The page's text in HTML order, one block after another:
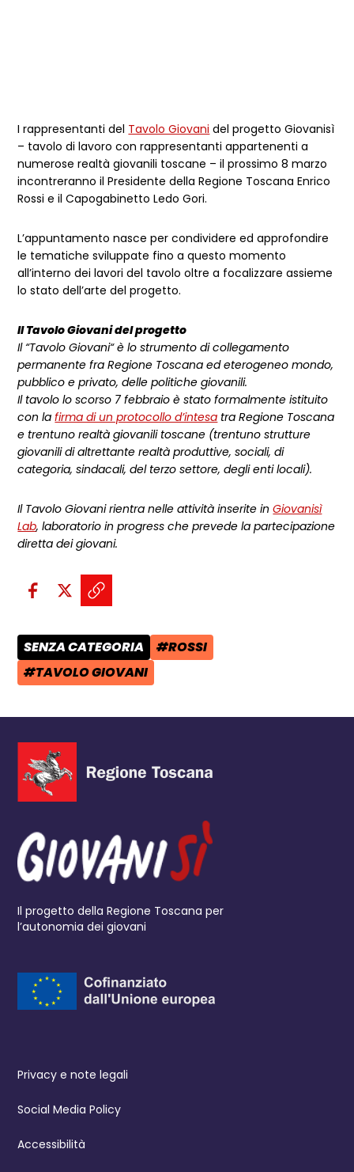
I rappresentanti del Tavolo Giovani del progetto Giovanisì
– tavolo di lavoro con rappresentanti appartenenti a
numerose realtà giovanili toscane – il prossimo 8 marzo
incontreranno il Presidente della Regione Toscana Enrico
Rossi e il Capogabinetto Ledo Gori.
L’appuntamento nasce per condividere ed approfondire
le tematiche sviluppate fino a questo momento
all’interno dei lavori del tavolo oltre a focalizzare assieme
lo stato dell’arte del progetto.
Il Tavolo Giovani del progetto
Il “Tavolo Giovani“ è lo strumento di collegamento
permanente fra Regione Toscana ed eterogeneo mondo,
pubblico e privato, delle politiche giovanili.
Il tavolo lo scorso 7 febbraio è stato formalmente istituito
con lafirma di un protocollo d’intesa tra Regione Toscana
e trentuno realtà giovanili toscane (trentuno strutture
giovanili di altrettante realtà produttive, sociali, di
categoria, sindacali, del terzo settore, degli enti locali).
Il Tavolo Giovani rientra nelle attività inserite inGiovanisì
Lab, laboratorio in progress che prevede la partecipazione
diretta dei giovani.
Condividi sui social:
Condividi su Facebook - apre
Condividi su X - apre una
Copia il link e condividi -
CATEGORIA POST:
SENZA CATEGORIA TAG:
#ROSSI
TAG:
#TAVOLO GIOVANI
Il progetto della Regione Toscana per
l’autonomia dei giovani
Privacy e note legali
Social Media Policy
Accessibilità